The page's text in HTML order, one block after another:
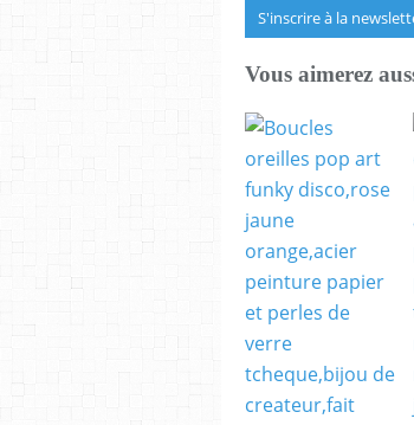
S'inscrire à la
Vous aimerez